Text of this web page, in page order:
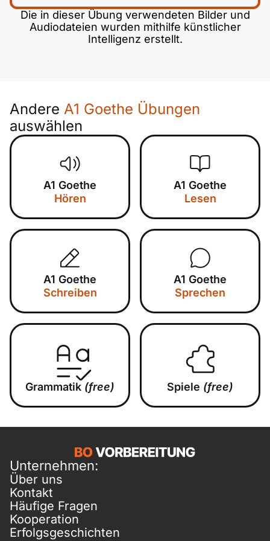
Die in dieser Übung verwendeten Bilder und
Audiodateien wurden mithilfe künstlicher
Intelligenz erstellt.
Andere A1 Goethe Übungen
auswählen
A1 Goethe
Hören
A1 Goethe
Lesen
A1 Goethe
Schreiben
A1 Goethe
Sprechen
Grammatik (free) Spiele (free)
Unternehmen:
Über uns
Kontakt
Häufige Fragen
Kooperation
Erfolgsgeschichten